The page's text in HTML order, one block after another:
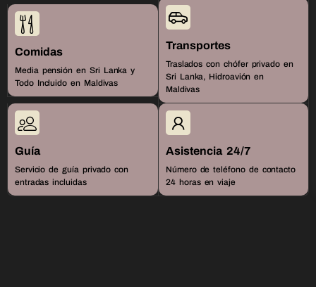
Comidas
Media pensión en Sri Lanka y
Todo Incluido en Maldivas
Transportes
Traslados con chófer privado en
Sri Lanka, Hidroavión en
Maldivas
Guía
Servicio de guía privado con
entradas incluidas
Asistencia 24/7
Número de teléfono de contacto
24 horas en viaje